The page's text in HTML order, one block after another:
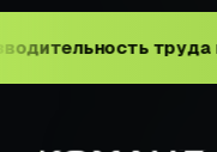
труда в